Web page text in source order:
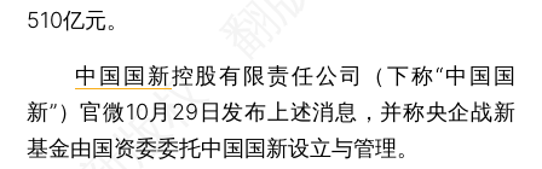
510亿元。
中国国新控股有限责任公司（下称“中国国
新”）官微10月29日发布上述消息，并称央企战新
基金由国资委委托中国国新设立与管理。